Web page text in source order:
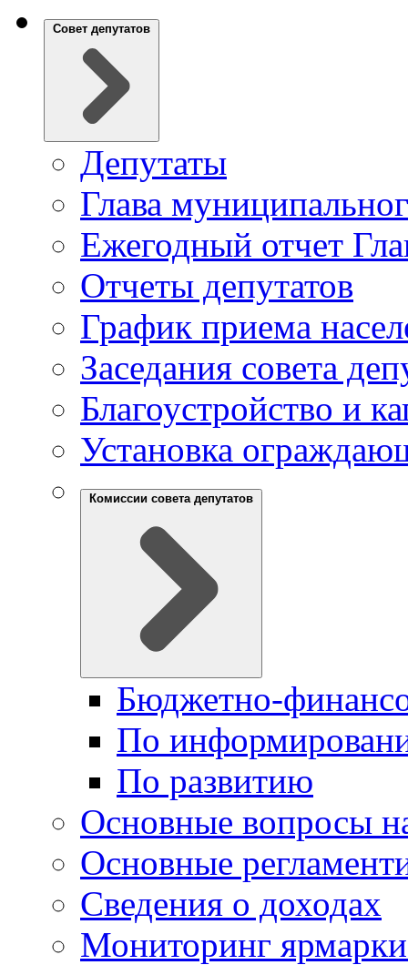
Совет депутатов
Депутаты
Глава
Ежегодный отчет
Отчеты депутатов
График приема
Заседания совета
Благоустройство и
Установка
Комиссии совета депутатов
Бюджетно-
По
По развитию
Основные вопросы
Основные
Сведения о доходах
Мониторинг